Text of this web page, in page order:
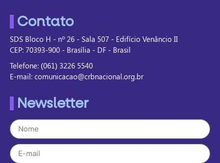
Contato
SDS Bloco H - nº 26 - Sala 507 - Edifício Venâncio II
CEP: 70393-900 - Brasília - DF - Brasil
Telefone: (061) 3226 5540
E-mail: comunicacao@crbnacional.org.br
Newsletter